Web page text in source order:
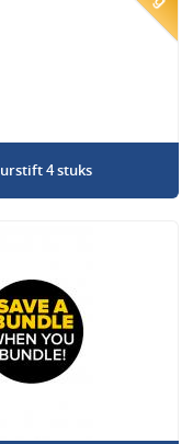
4 stuks